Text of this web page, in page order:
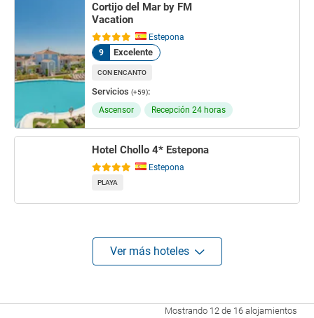
Cortijo del Mar by FM
Vacation
Estepona
9
Excelente
CON ENCANTO
Servicios (+59):
Ascensor Recepción 24 horas
Hotel Chollo 4* Estepona
Estepona
PLAYA
Ver más hoteles
Mostrando 12 de 16 alojamientos